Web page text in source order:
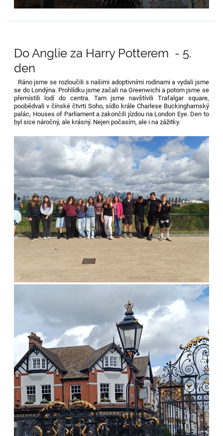
Do Anglie za Harry Potterem - 5.
den
Ráno jsme se rozloučili s našimi adoptivními rodinami a vydali jsme
se do Londýna. Prohlídku jsme začali na Greenwichi a potom jsme se
přemístili lodí do centra. Tam jsme navštívili Trafalgar square,
poobědvali v čínské čtvrti Soho, sídlo krále Charlese Buckinghamský
palác, Houses of Parliament a zakončili jízdou na London Eye. Den to
byl sice náročný, ale krásný. Nejen počasím, ale i na zážitky.